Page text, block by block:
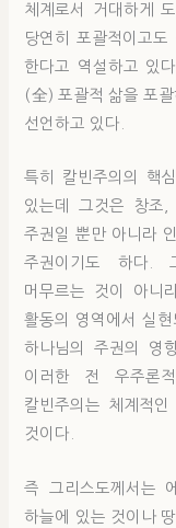
체계로서 거대하게
당연히 포괄적이고
한다고 역설하고 있
(全) 포괄적 삶을 포
선언하고 있다.
특히 칼빈주의의 핵
있는데 그것은 창조,
주권일 뿐만 아니라
주권이기도 하다.
머무르는 것이 아니
활동의 영역에서 실
하나님의 주권의 영
이러한 전 우주론
칼빈주의는 체계적
것이다.
즉 그리스도께서는
하늘에 있는 것이나